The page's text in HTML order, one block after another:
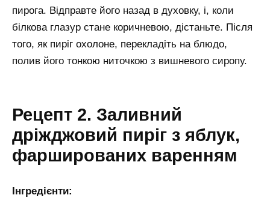
пирога. Відправте його назад в духовку, і, коли
білкова глазур стане коричневою, дістаньте. Після
того, як пиріг охолоне, перекладіть на блюдо,
полив його тонкою ниточкою з вишневого сиропу.
Рецепт 2. Заливний
дріжджовий пиріг з яблук,
фаршированих варенням
Інгредієнти: